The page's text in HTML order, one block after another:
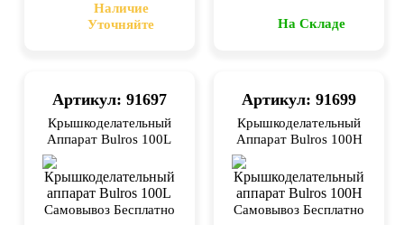
Наличие
Уточняйте
На Складе
Артикул: 91697
Крышкоделательный
Аппарат Bulros 100L
Самовывоз Бесплатно
Артикул: 91699
Крышкоделательный
Аппарат Bulros 100H
Самовывоз Бесплатно